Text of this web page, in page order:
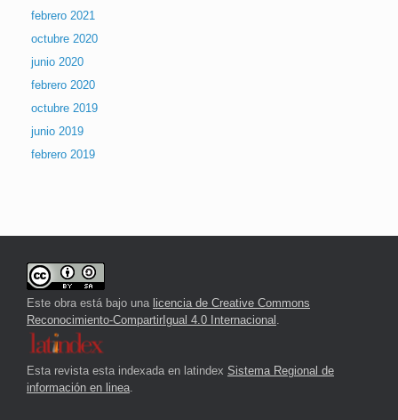
febrero 2021
octubre 2020
junio 2020
febrero 2020
octubre 2019
junio 2019
febrero 2019
Este obra está bajo una licencia de Creative Commons
Reconocimiento-CompartirIgual 4.0 Internacional
Esta revista esta indexada en latindex Sistema Regional de
información en linea